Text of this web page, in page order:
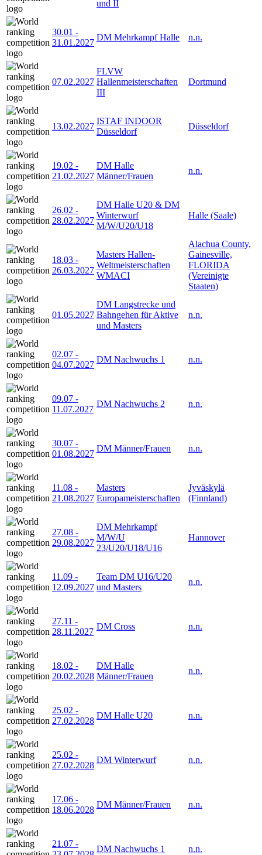
und II
30.01 -
31.01.2027
DM Mehrkampf Halle n.n.
07.02.2027
FLVW
Hallenmeisterschaften
III
Dortmund
13.02.2027
ISTAF INDOOR
Düsseldorf
Düsseldorf
19.02 -
21.02.2027
DM Halle
Männer/Frauen
n.n.
26.02 -
28.02.2027
DM Halle U20 & DM
Winterwurf
M/W/U20/U18
Halle (Saale)
18.03 -
26.03.2027
Masters Hallen-
Weltmeisterschaften
WMACI
Alachua County,
Gainesville,
FLORIDA
(Vereinigte
Staaten)
01.05.2027
DM Langstrecke und
Bahngehen für Aktive
und Masters
n.n.
02.07 -
04.07.2027
DM Nachwuchs 1 n.n.
09.07 -
11.07.2027
DM Nachwuchs 2 n.n.
30.07 -
01.08.2027
DM Männer/Frauen n.n.
11.08 -
21.08.2027
Masters
Europameisterschaften
Jyväskylä
(Finnland)
27.08 -
29.08.2027
DM Mehrkampf
M/W/U
23/U20/U18/U16
Hannover
11.09 -
12.09.2027
Team DM U16/U20
und Masters
n.n.
27.11 -
28.11.2027
DM Cross n.n.
18.02 -
20.02.2028
DM Halle
Männer/Frauen
n.n.
25.02 -
27.02.2028
DM Halle U20 n.n.
25.02 -
27.02.2028
DM Winterwurf n.n.
17.06 -
18.06.2028
DM Männer/Frauen n.n.
21.07 -
DM Nachwuchs 1 n.n.